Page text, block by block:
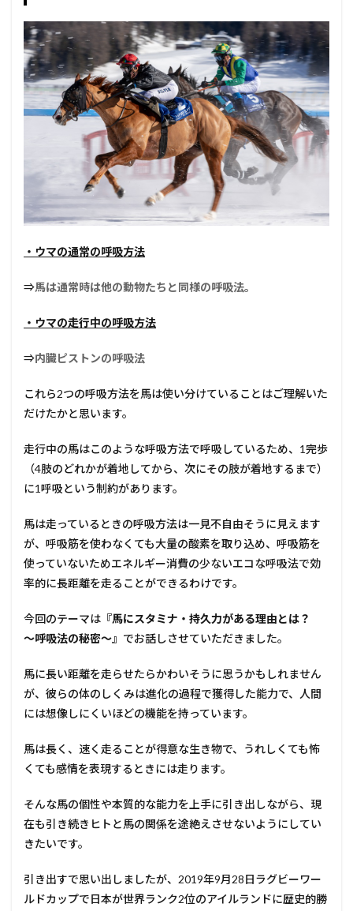
・ウマの通常の呼吸方法
⇒馬は通常時は他の動物たちと同様の呼吸法。
・ウマの走行中の呼吸方法
⇒内臓ピストンの呼吸法
これら2つの呼吸方法を馬は使い分けていることはご理解いた
だけたかと思います。
走行中の馬はこのような呼吸方法で呼吸しているため、1完歩
（4肢のどれかが着地してから、次にその肢が着地するまで）
に1呼吸という制約があります。
馬は走っているときの呼吸方法は一見不自由そうに見えます
が、呼吸筋を使わなくても大量の酸素を取り込め、呼吸筋を
使っていないためエネルギー消費の少ないエコな呼吸法で効
率的に長距離を走ることができるわけです。
今回のテーマは 『馬にスタミナ・持久力がある理由とは？
～呼吸法の秘密～』 でお話しさせていただきました。
馬に長い距離を走らせたらかわいそうに思うかもしれません
が、彼らの体のしくみは進化の過程で獲得した能力で、人間
には想像しにくいほどの機能を持っています。
馬は長く、速く走ることが得意な生き物で、うれしくても怖
くても感情を表現するときには走ります。
そんな馬の個性や本質的な能力を上手に引き出しながら、現
在も引き続きヒトと馬の関係を途絶えさせないようにしてい
きたいです。
引き出すで思い出しましたが、2019年9月28日ラグビーワー
ルドカップで日本が世界ランク2位のアイルランドに歴史的勝